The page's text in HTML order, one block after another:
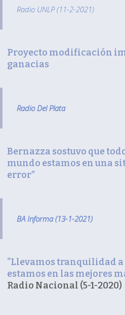
Radio UNLP (11-2-2021)
Proyecto modificación
ganacias
Radio Del Plata
Bernazza sostuvo que
mundo estamos en una
error”
BA Informa (13-1-2021)
“Llevamos tranquilidad
estamos en las mejores
Radio Nacional (5-1-2020)